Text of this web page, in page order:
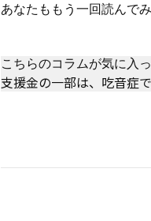
あなたももう一回読んでみ
こちらのコラムが気に入
支援金の一部は、吃音症